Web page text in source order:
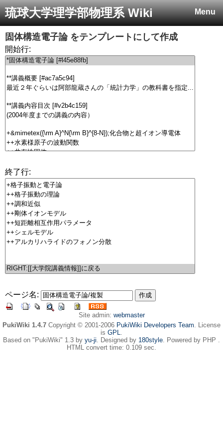
Menu
琉球大学理学部物理系 Wiki
固体構造電子論をテンプレートにして作成
開始行:
終了行:
ページ名:
Site admin: webmaster
PukiWiki 1.4.7 Copyright © 2001-2006 PukiWiki Developers Team. License
is GPL.
Based on "PukiWiki" 1.3 by yu-ji. Designed by 180style. Powered by PHP .
HTML convert time: 0.109 sec.